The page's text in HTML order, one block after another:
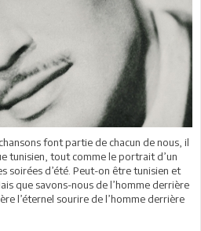
font partie de chacun de nous, il
tunisien, tout comme le portrait d’un
soirées d’été. Peut-on être tunisien et
que savons-nous de l’homme derrière
l’éternel sourire de l’homme derrière